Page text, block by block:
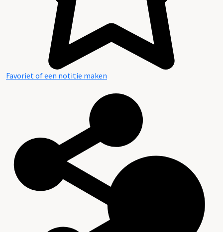
Favoriet of een notitie maken